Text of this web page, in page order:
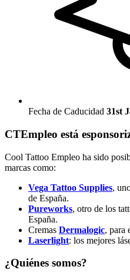
Fecha de Caducidad 31st
CTEmpleo está
Cool Tattoo Empleo ha sido
marcas como:
Vega Tattoo Supplies,
de España.
Pureworks, otro de los
España.
Cremas Dermalogic, para
Laserlight: los mejores
¿Quiénes somos?